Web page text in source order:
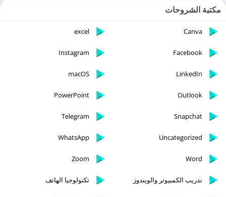
مكتبة الشروحات
Canva
excel
Facebook
Instagram
LinkedIn
macOS
Outlook
PowerPoint
Snapchat
Telegram
Uncategorized
WhatsApp
Word
Zoom
تدريب الكمبيوتر والويندوز تكنولوجيا الهاتف